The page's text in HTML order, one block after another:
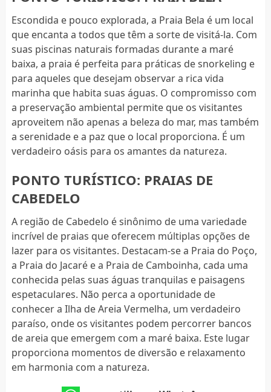
Escondida e pouco explorada, a Praia Bela é um local
que encanta a todos que têm a sorte de visitá-la. Com
suas piscinas naturais formadas durante a maré
baixa, a praia é perfeita para práticas de snorkeling e
para aqueles que desejam observar a rica vida
marinha que habita suas águas. O compromisso com
a preservação ambiental permite que os visitantes
aproveitem não apenas a beleza do mar, mas também
a serenidade e a paz que o local proporciona. É um
verdadeiro oásis para os amantes da natureza.
PONTO TURÍSTICO: PRAIAS DE
CABEDELO
A região de Cabedelo é sinônimo de uma variedade
incrível de praias que oferecem múltiplas opções de
lazer para os visitantes. Destacam-se a Praia do Poço,
a Praia do Jacaré e a Praia de Camboinha, cada uma
conhecida pelas suas águas tranquilas e paisagens
espetaculares. Não perca a oportunidade de
conhecer a Ilha de Areia Vermelha, um verdadeiro
paraíso, onde os visitantes podem percorrer bancos
de areia que emergem com a maré baixa. Este lugar
proporciona momentos de diversão e relaxamento
em harmonia com a natureza.